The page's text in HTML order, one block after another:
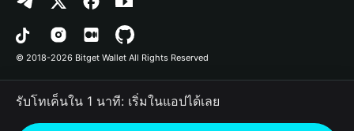
ทรัพยากรข้อมูลของแบรนด์
อาชีพ
Prediction Markets
DApp
RWA
การตรวจจับสัญญา
การโอนเป็นชุด
Avalanche
Bitcoin
Polygon
นโยบายความเป็นส่วนตัว
ข้อตกลงในการใช้บริการ
© 2018-2026 Bitget Wallet All Rights Reserved
รับโทเค็นใน 1 นาที: เริ่มในแอปได้เลย